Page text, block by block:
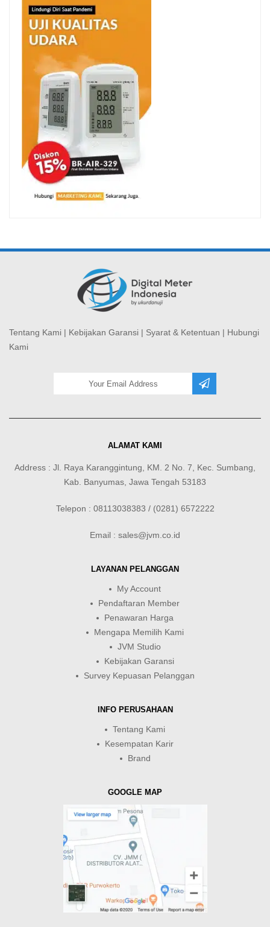
Tentang Kami | Kebijakan Garansi | Syarat & Ketentuan | Hubungi
Kami
ALAMAT KAMI
Address : Jl. Raya Karanggintung, KM. 2 No. 7, Kec. Sumbang,
Kab. Banyumas, Jawa Tengah 53183
Telepon : 08113038383 / (0281) 6572222
Email : sales@jvm.co.id
LAYANAN PELANGGAN
My Account
Pendaftaran Member
Penawaran Harga
Mengapa Memilih Kami
JVM Studio
Kebijakan Garansi
Survey Kepuasan Pelanggan
INFO PERUSAHAAN
Tentang Kami
Kesempatan Karir
Brand
GOOGLE MAP